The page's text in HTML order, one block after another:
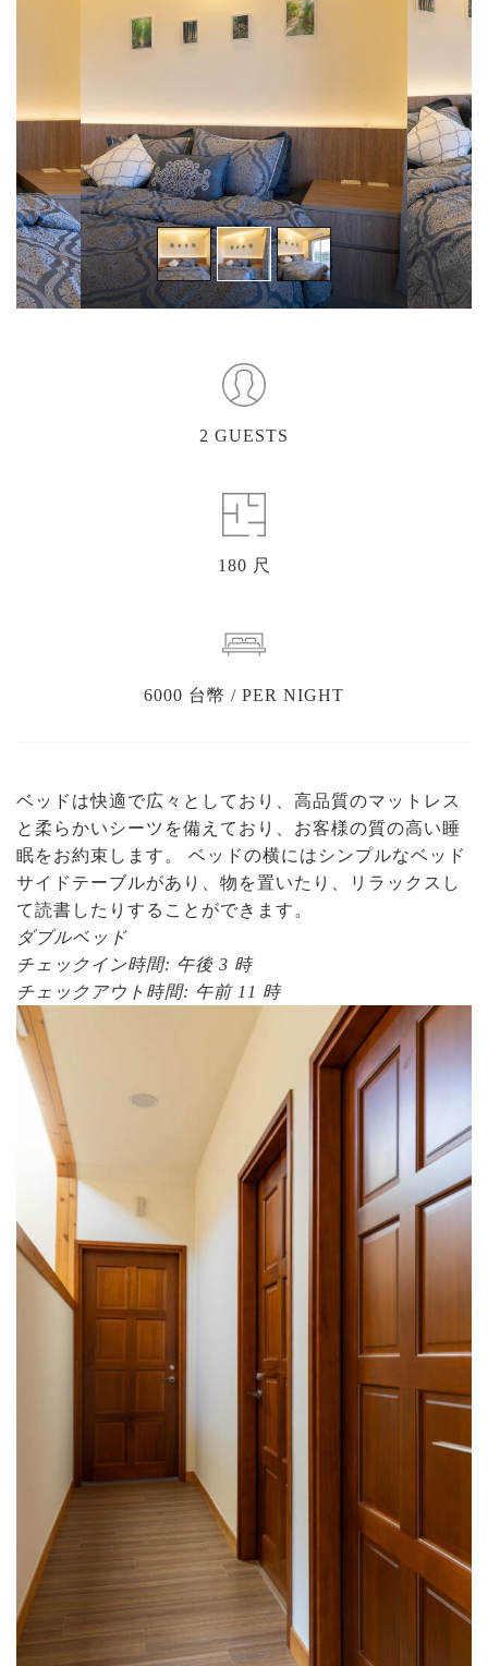
2 GUESTS
180 尺
6000 台幣 / PER NIGHT
ベッドは快適で広々としており、高品質のマットレス
と柔らかいシーツを備えており、お客様の質の高い睡
眠をお約束します。 ベッドの横にはシンプルなベッド
サイドテーブルがあり、物を置いたり、リラックスし
て読書したりすることができます。
ダブルベッド
チェックイン時間: 午後 3 時
チェックアウト時間: 午前 11 時